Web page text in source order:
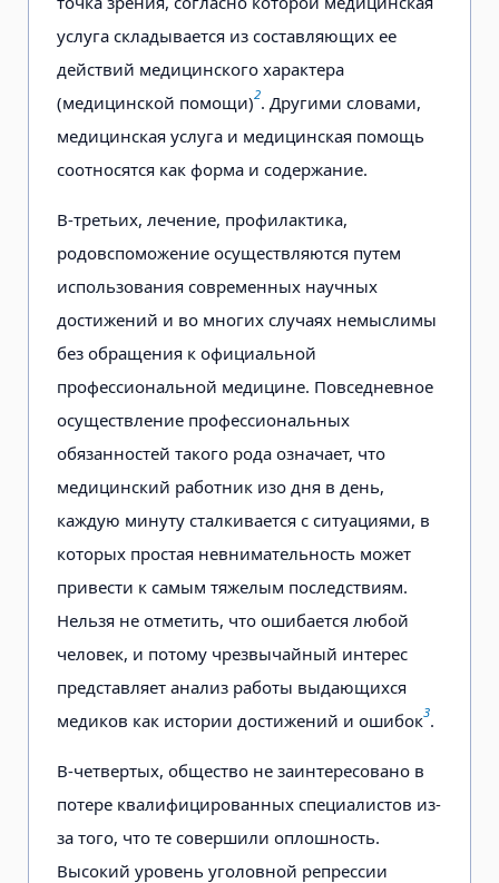
услуга складывается из составляющих ее
действий медицинского характера
(медицинской помощи)2. Другими словами,
медицинская услуга и медицинская помощь
соотносятся как форма и содержание.
В-третьих, лечение, профилактика,
родовспоможение осуществляются путем
использования современных научных
достижений и во многих случаях немыслимы
без обращения к официальной
профессиональной медицине. Повседневное
осуществление профессиональных
обязанностей такого рода означает, что
медицинский работник изо дня в день,
каждую минуту сталкивается с ситуациями, в
которых простая невнимательность может
привести к самым тяжелым последствиям.
Нельзя не отметить, что ошибается любой
человек, и потому чрезвычайный интерес
представляет анализ работы выдающихся
медиков как истории достижений и ошибок3.
В-четвертых, общество не заинтересовано в
потере квалифицированных специалистов из-
за того, что те совершили оплошность.
Высокий уровень уголовной репрессии